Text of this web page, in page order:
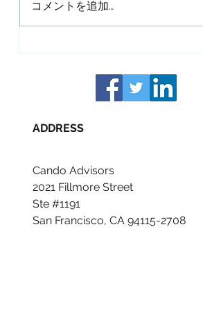
米国の「プレゼンの練習」は
始まっている
コメントを追加…
ADDRESS
Cando Advisors
2021 Fillmore Street
Ste #1191
San Francisco, CA 94115-2708